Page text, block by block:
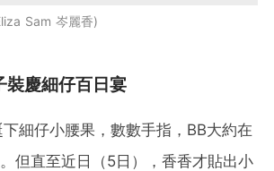
Sam 岑麗香
裝慶細仔百日宴
細仔小腰果，數數手指，BB大約在
但直至近日（5日），香香才貼出小